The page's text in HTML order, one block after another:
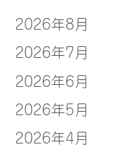
2026年8月
2026年7月
2026年6月
2026年5月
2026年4月